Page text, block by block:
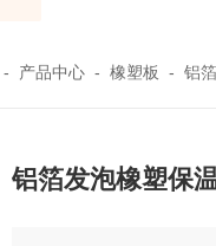
- 产品中心 - 橡塑板 - 铝
铝箔发泡橡塑保